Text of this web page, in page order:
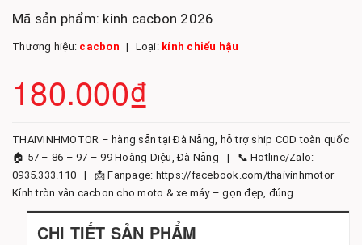
Mã sản phẩm: kinh cacbon 2026
Thương hiệu: cacbon Loại: kính chiếu hậu
180.000₫
THAIVINHMOTOR – hàng sẵn tại Đà Nẵng, hỗ trợ ship COD toàn quốc
🏠 57 – 86 – 97 – 99 Hoàng Diệu, Đà Nẵng | 📞 Hotline/Zalo:
0935.333.110 | 📩 Fanpage: https://facebook.com/thaivinhmotor
Kính tròn vân cacbon cho moto & xe máy – gọn đẹp, đúng ...
CHI TIẾT SẢN PHẨM